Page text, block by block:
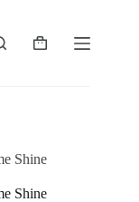
Panier
Shine
Shine